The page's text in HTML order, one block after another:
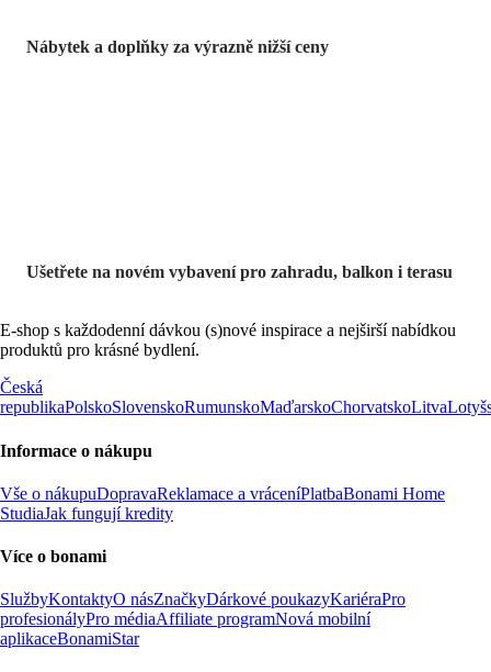
Nábytek a doplňky za výrazně nižší ceny
Ušetřete na novém vybavení pro zahradu, balkon i terasu
E-shop s každodenní dávkou (s)nové inspirace a nejširší nabídkou
produktů pro krásné bydlení.
Česká
republikaPolskoSlovenskoRumunskoMaďarskoChorvatskoLitva
Informace o nákupu
Vše o nákupuDopravaReklamace a vráceníPlatbaBonami Home
StudiaJak fungují kredity
Více o bonami
SlužbyKontaktyO násZnačkyDárkové poukazyKariéraPro
profesionályPro médiaAffiliate programNová mobilní
aplikaceBonamiStar